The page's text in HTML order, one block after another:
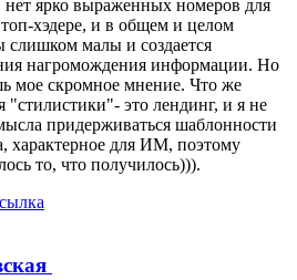
нет ярко выраженных номеров для
топ-хэдере, и в общем и целом
слишком малы и создается
нагромождения информации. Но
мое скромное мнение. Что же
"стилистики"- это лендинг, и я не
придерживаться шаблонности
характерное для ИМ, поэтому
то, что получилось))).